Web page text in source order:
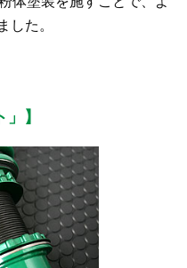
した。
】